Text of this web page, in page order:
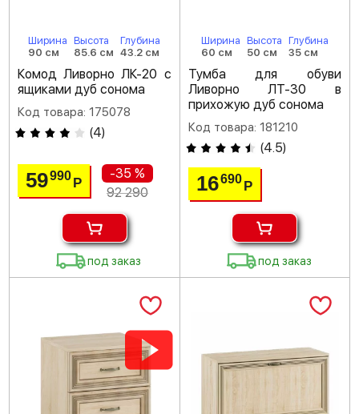
Ширина
90 см
Высота
85.6 см
Глубина
43.2 см
Комод Ливорно ЛК-20 с
ящиками дуб сонома
Код товара: 175078
(4)
59990Р
-35 %
92 290
под заказ
Ширина
60 см
Высота
50 см
Глубина
35 см
Тумба для обуви
Ливорно ЛТ-30 в
прихожую дуб сонома
Код товара: 181210
(4.5)
16690 Р
под заказ